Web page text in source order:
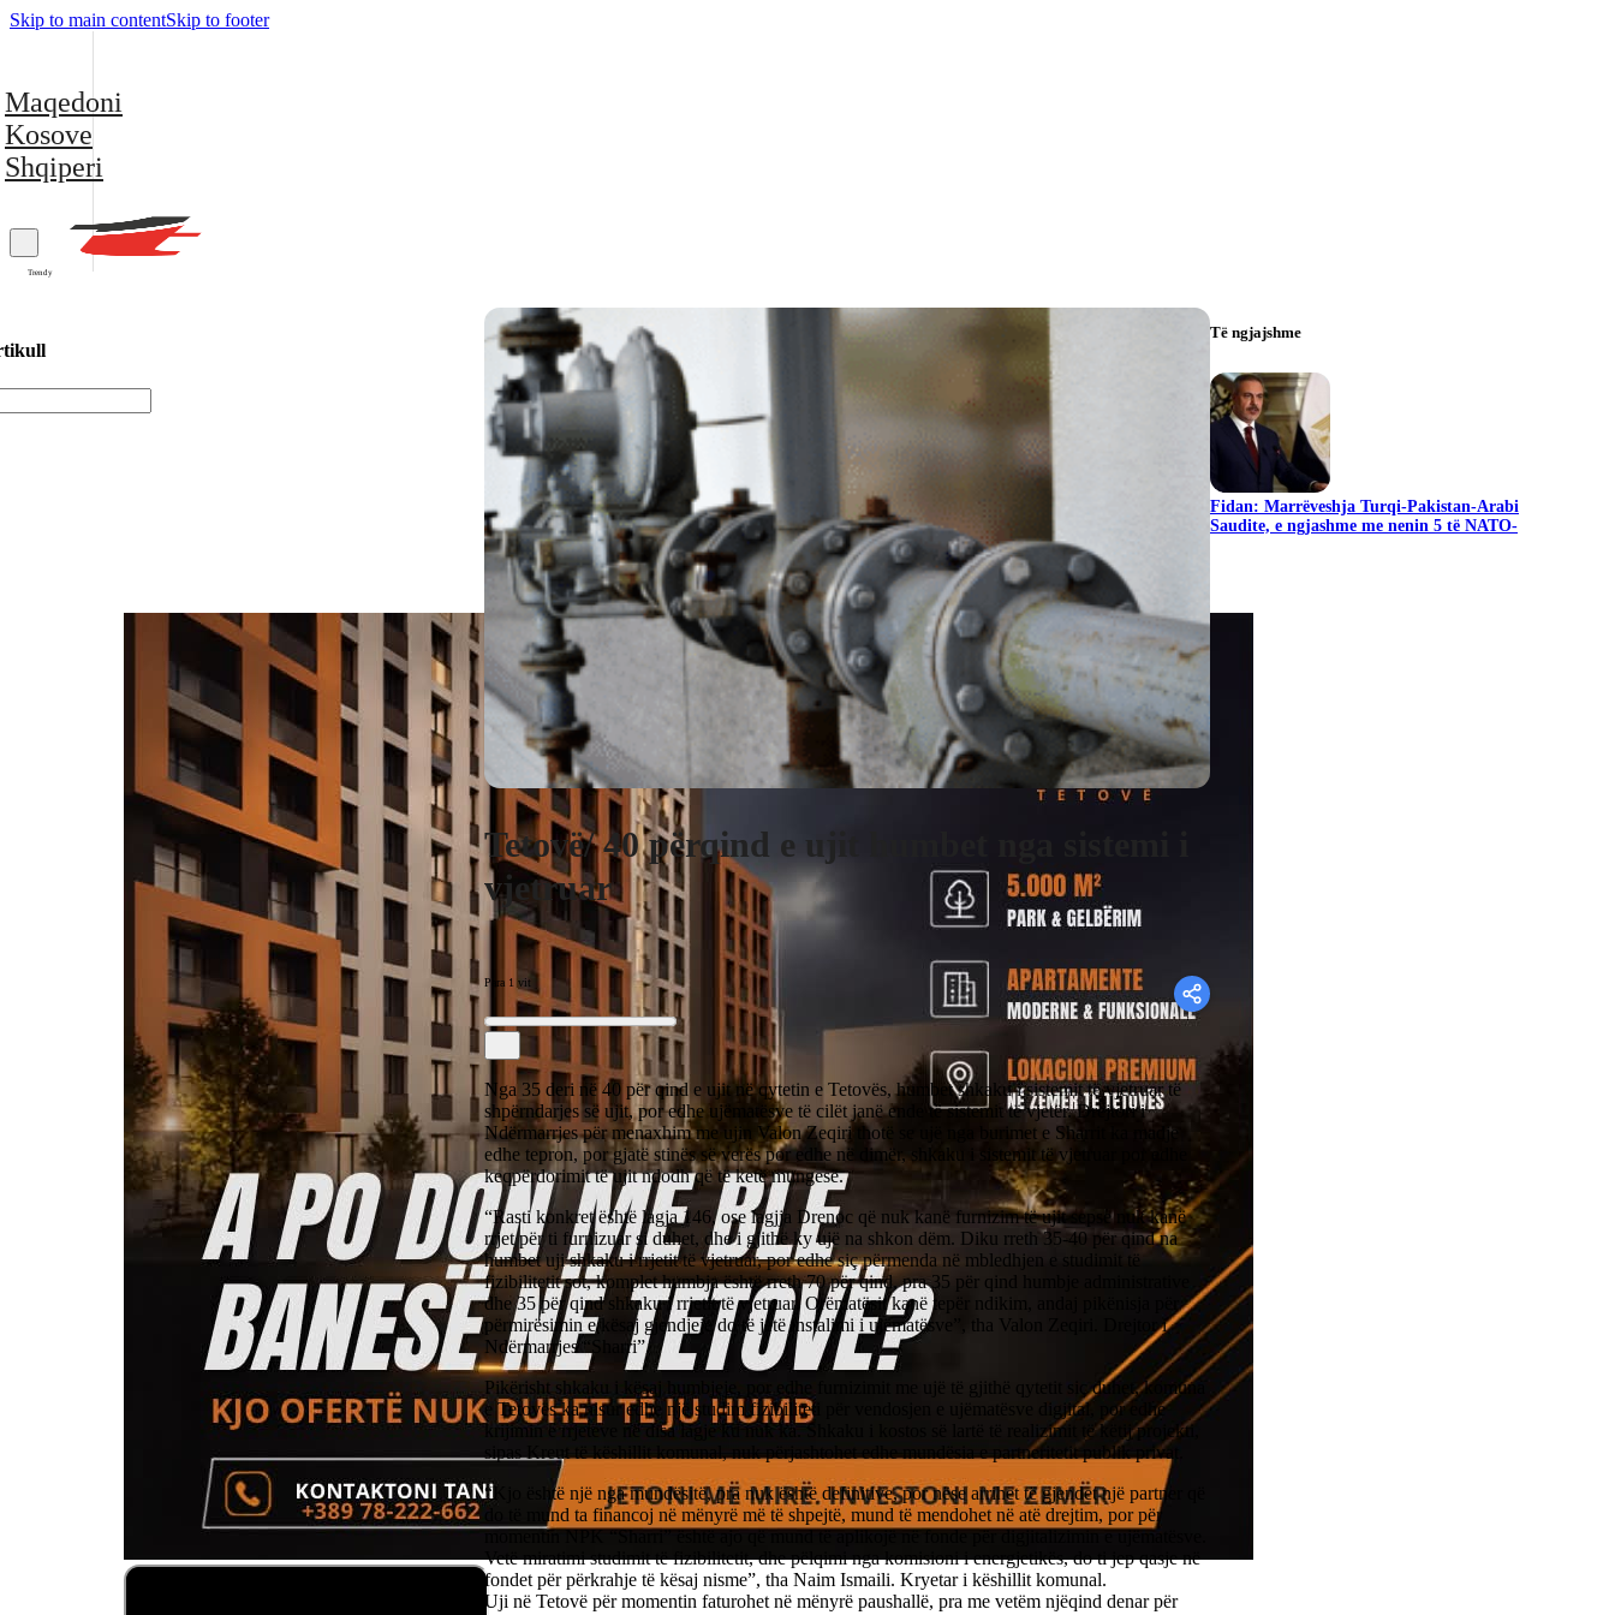
Skip to main contentSkip to footer
Maqedoni
Kosove
Shqiperi
Trendy
Tetovë/ 40 përqind e ujit humbet nga sistemi i
vjetruar
Para 1 vit
Nga 35 deri në 40 për qind e ujit në qytetin e Tetovës, humbet shkaku i sistemit të vjetruar të
shpërndarjes së ujit, por edhe ujëmatësve të cilët janë ende të sistemit të vjetër. Drejtori i
Ndërmarrjes për menaxhim me ujin Valon Zeqiri thotë se ujë nga burimet e Sharrit ka madje
edhe tepron, por gjatë stinës së verës por edhe në dimër, shkaku i sistemit të vjetruar por edhe
keqpërdorimit të ujit ndodh që të ketë mungesë.
“Rasti konkret është lagja 146, ose lagjja Drenoc që nuk kanë furnizim të ujit sepse nuk kanë
rrjet për ti furnizuar si duhet, dhe i gjithë ky ujë na shkon dëm. Diku rreth 35-40 për qind na
humbet uji shkaku i rrjetit të vjetruar, por edhe siç përmenda në mbledhjen e studimit të
fizibilitetit sot, komplet humbja është rreth 70 për qind, pra 35 për qind humbje administrative
dhe 35 për qind shkaku i rrjetit të vjetruar. Orëmatësit kanë tepër ndikim, andaj pikënisja për
përmirësimin e kësaj gjendjeje do të jetë instalimi i ujëmatësve”, tha Valon Zeqiri. Drejtor i
Ndërmarrjes “Sharri”.
Pikërisht shkaku i kësaj humbjeje, por edhe furnizimit me ujë të gjithë qytetit siç duhet, komuna
e Tetovës ka nisur edhe një studim fizibiliteti për vendosjen e ujëmatësve digjital, por edhe
krijimin e rrjeteve në disa lagje ku nuk ka. Shkaku i kostos së lartë të realizimit të këtij projekti,
sipas Kreut të këshillit komunal, nuk përjashtohet edhe mundësia e partneritetit publik privat.
“Kjo është një nga mundësitë, pra nuk është definitive, por nëse arrihet të gjendet një partner që
do të mund ta financoj në mënyrë më të shpejtë, mund të mendohet në atë drejtim, por për
momentin NPK “Sharri” është ajo që mund të aplikojë në fonde për digjitalizimin e ujëmatësve.
Vetë miratimi studimit të fizibilitetit, dhe pëlqimi nga komisioni i energjetikës, do ti jep qasje në
fondet për përkrahje të kësaj nisme”, tha Naim Ismaili. Kryetar i këshillit komunal.
Uji në Tetovë për momentin faturohet në mënyrë paushallë, pra me vetëm njëqind denar për
Të ngjajshme
Fidan: Marrëveshja Turqi-Pakistan-Arabi
Saudite, e ngjashme me nenin 5 të NATO-